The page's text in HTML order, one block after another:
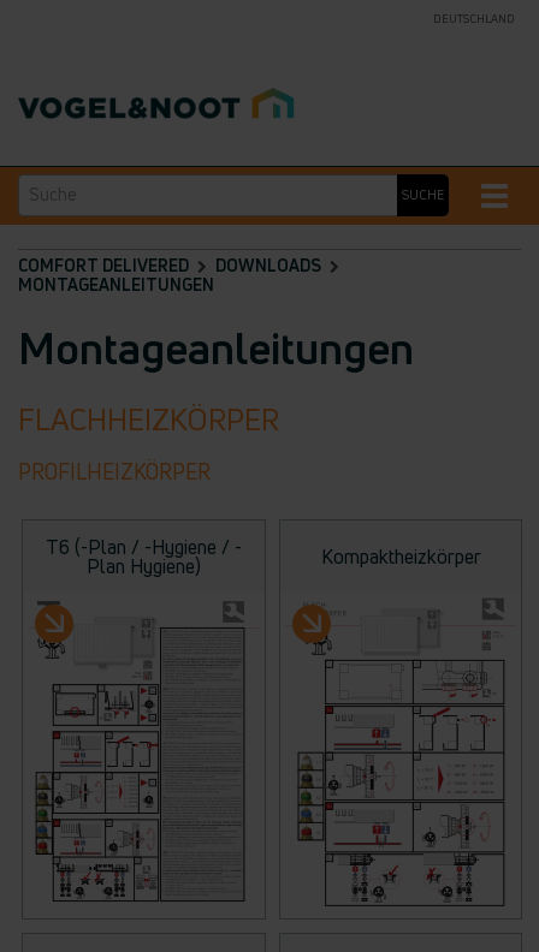
DEUTSCHLAND
Suche SUCHE
Toggle
COMFORT DELIVERED
DOWNLOADS
MONTAGEANLEITUNGEN
Montageanleitungen
FLACHHEIZKÖRPER
PROFILHEIZKÖRPER
T6 (-Plan / -Hygiene / -
Plan Hygiene) Kompaktheizkörper